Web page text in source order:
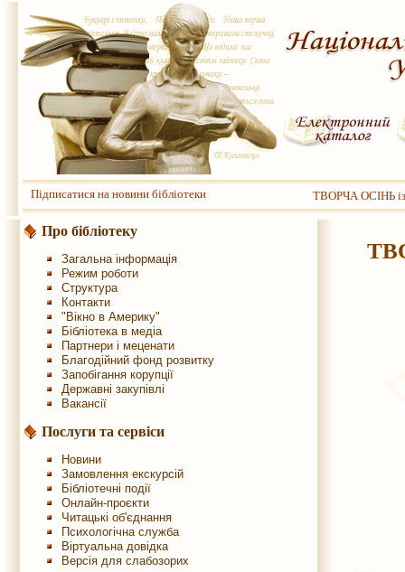
Підписатися на новини бібліотеки ТВОРЧА ОСІНЬ
Про бібліотеку
Загальна інформація
Режим роботи
Структура
Контакти
"Вікно в Америку"
Бібліотека в медіа
Партнери і меценати
Благодійний фонд розвитку
Запобігання корупції
Державні закупівлі
Вакансії
Послуги та сервіси
Новини
Замовлення екскурсій
Бібліотечні події
Онлайн-проєкти
Читацькі об'єднання
Психологічна служба
Віртуальна довідка
Версія для слабозорих